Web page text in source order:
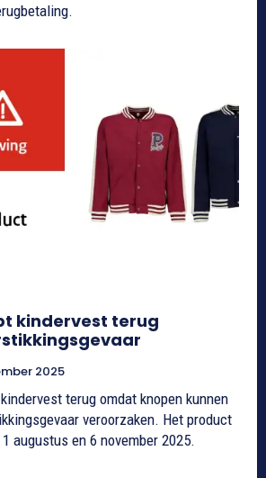
kindervest terug
2025
terug omdat knopen kunnen
veroorzaken. Het product
augustus en 6 november 2025.